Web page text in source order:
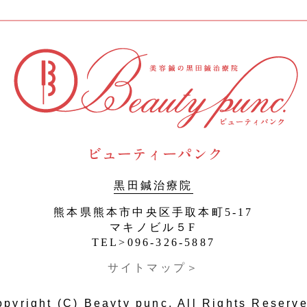
黒田鍼治療院
熊本県熊本市中央区手取本町5-17
マキノビル５F
TEL>096-326-5887
サイトマップ＞
(C) Beayty punc. All Rights